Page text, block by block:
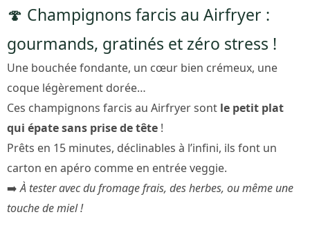
🍄 Champignons farcis au Airfryer :
gourmands, gratinés et zéro stress !
Une bouchée fondante, un cœur bien crémeux, une
coque légèrement dorée…
Ces champignons farcis au Airfryer sont le petit plat
qui épate sans prise de tête !
Prêts en 15 minutes, déclinables à l’infini, ils font un
carton en apéro comme en entrée veggie.
➡️À tester avec du fromage frais, des herbes, ou même une
touche de miel !